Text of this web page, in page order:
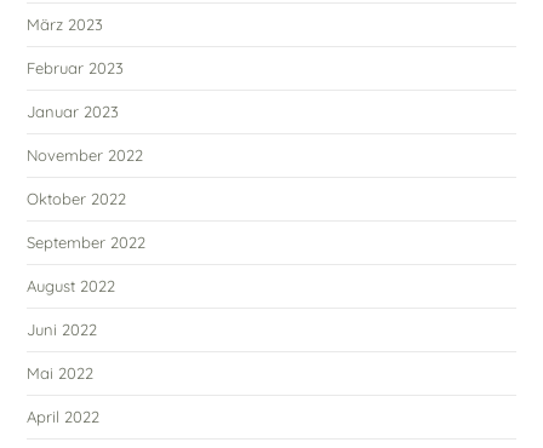
März 2023
Februar 2023
Januar 2023
November 2022
Oktober 2022
September 2022
August 2022
Juni 2022
Mai 2022
April 2022